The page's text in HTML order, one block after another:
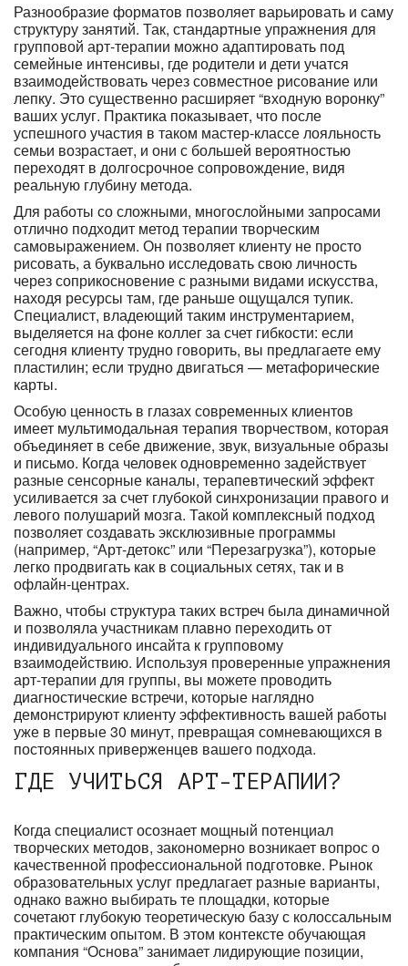
Разнообразие форматов позволяет варьировать и саму
структуру занятий. Так, стандартные упражнения для
групповой арт-терапии можно адаптировать под
семейные интенсивы, где родители и дети учатся
взаимодействовать через совместное рисование или
лепку. Это существенно расширяет “входную воронку”
ваших услуг. Практика показывает, что после
успешного участия в таком мастер-классе лояльность
семьи возрастает, и они с большей вероятностью
переходят в долгосрочное сопровождение, видя
реальную глубину метода.
Для работы со сложными, многослойными запросами
отлично подходит метод терапии творческим
самовыражением. Он позволяет клиенту не просто
рисовать, а буквально исследовать свою личность
через соприкосновение с разными видами искусства,
находя ресурсы там, где раньше ощущался тупик.
Специалист, владеющий таким инструментарием,
выделяется на фоне коллег за счет гибкости: если
сегодня клиенту трудно говорить, вы предлагаете ему
пластилин; если трудно двигаться — метафорические
карты.
Особую ценность в глазах современных клиентов
имеет мультимодальная терапия творчеством, которая
объединяет в себе движение, звук, визуальные образы
и письмо. Когда человек одновременно задействует
разные сенсорные каналы, терапевтический эффект
усиливается за счет глубокой синхронизации правого и
левого полушарий мозга. Такой комплексный подход
позволяет создавать эксклюзивные программы
(например, “Арт-детокс” или “Перезагрузка”), которые
легко продвигать как в социальных сетях, так и в
офлайн-центрах.
Важно, чтобы структура таких встреч была динамичной
и позволяла участникам плавно переходить от
индивидуального инсайта к групповому
взаимодействию. Используя проверенные упражнения
арт-терапии для группы, вы можете проводить
диагностические встречи, которые наглядно
демонстрируют клиенту эффективность вашей работы
уже в первые 30 минут, превращая сомневающихся в
постоянных приверженцев вашего подхода.
ГДЕ УЧИТЬСЯ АРТ-ТЕРАПИИ?
Когда специалист осознает мощный потенциал
творческих методов, закономерно возникает вопрос о
качественной профессиональной подготовке. Рынок
образовательных услуг предлагает разные варианты,
однако важно выбирать те площадки, которые
сочетают глубокую теоретическую базу с колоссальным
практическим опытом. В этом контексте обучающая
компания “Основа” занимает лидирующие позиции,